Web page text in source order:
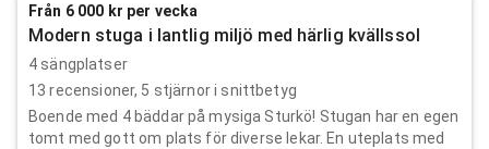
Från 6 000 kr per vecka
Modern stuga i lantlig miljö med härlig kvällssol
4 sängplatser
13 recensioner, 5 stjärnor i snittbetyg
Boende med 4 bäddar på mysiga Sturkö! Stugan har en egen
tomt med gott om plats för diverse lekar. En uteplats med